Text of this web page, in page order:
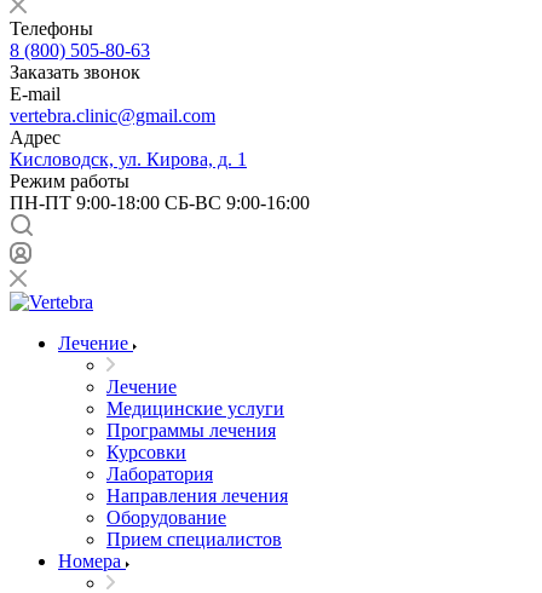
Телефоны
8 (800) 505-80-63
Заказать звонок
E-mail
vertebra.clinic@gmail.com
Адрес
Кисловодск, ул. Кирова, д. 1
Режим работы
ПН-ПТ 9:00-18:00 СБ-ВС 9:00-16:00
Лечение
Лечение
Медицинские услуги
Программы лечения
Курсовки
Лаборатория
Направления лечения
Оборудование
Прием специалистов
Номера